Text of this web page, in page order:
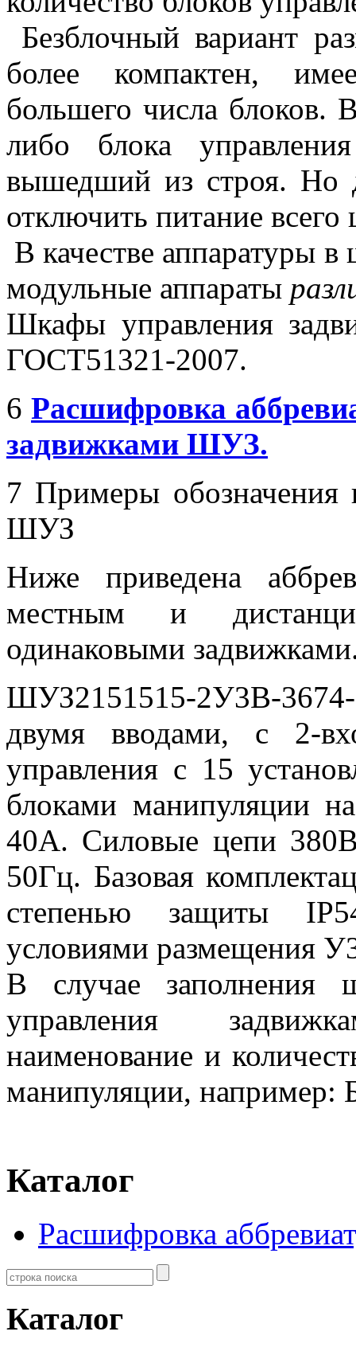
Безблочный вариант
более компактен,
большего числа блоков.
либо блока
вышедший из строя. Но
отключить питание
В качестве аппаратуры
модульные аппараты
Шкафы управления
ГОСТ51321-2007.
6 Расшифровка
задвижками ШУЗ.
7 Примеры обозначения
ШУЗ
Ниже приведена
местным и
одинаковыми
ШУЗ2151515-2У3В-
двумя вводами, с 2-
управления с 15
блоками манипуляции
40А. Силовые цепи
50Гц. Базовая
степенью защиты
условиями размещения
В случае заполнения
управления
наименование и
манипуляции,
Каталог
Расшифровка
Каталог